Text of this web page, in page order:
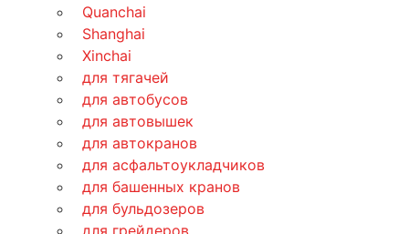
Quanchai
Shanghai
Xinchai
для тягачей
для автобусов
для автовышек
для автокранов
для асфальтоукладчиков
для башенных кранов
для бульдозеров
для грейдеров